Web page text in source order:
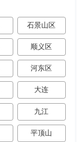
石景山区
顺义区
河东区
大连
九江
平顶山